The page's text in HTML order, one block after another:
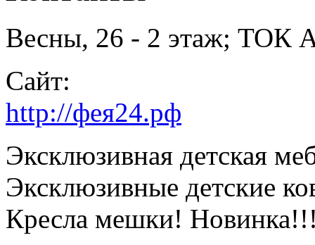
Весны, 26 - 2 этаж; ТОК
Сайт:
http://фея24.рф
Эксклюзивная детская
Эксклюзивные детские
Кресла мешки!